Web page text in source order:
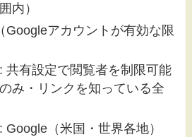
内）
Googleアカウントが有効な限
共有設定で閲覧者を制限可能
み・リンクを知っている全
（米国・世界各地）